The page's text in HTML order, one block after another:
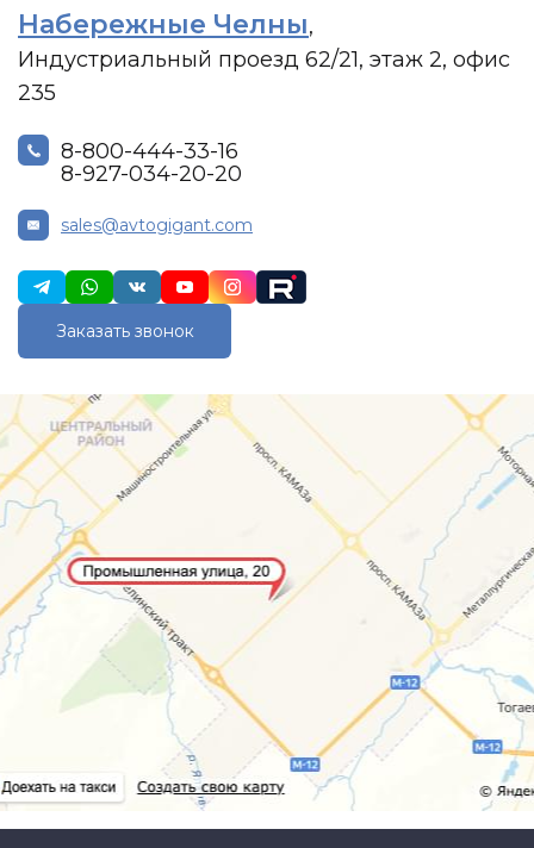
Набережные Челны,
Индустриальный проезд 62/21, этаж 2, офис
235
8-800-444-33-16
8-927-034-20-20
sales@avtogigant.com
Заказать звонок